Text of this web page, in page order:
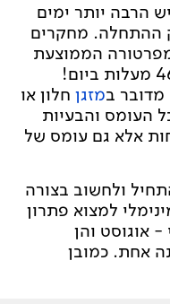
הרבה יותר ימים
ההתחלה. מחקרים
40 שנה הטמפרטורה הממוצעת
מדובר במזגן חלון או
העומס והבעיות
אלא גם עומס של
ולחשוב בצורה
למצוא פתרון
- אוגוסט והן
אחת. כמובן